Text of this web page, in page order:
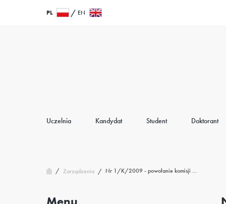
PL EN
Uczelnia Kandydat Student Doktorant
/ Zarządzenia / Nr 1/K/2009 - powołanie komisji …